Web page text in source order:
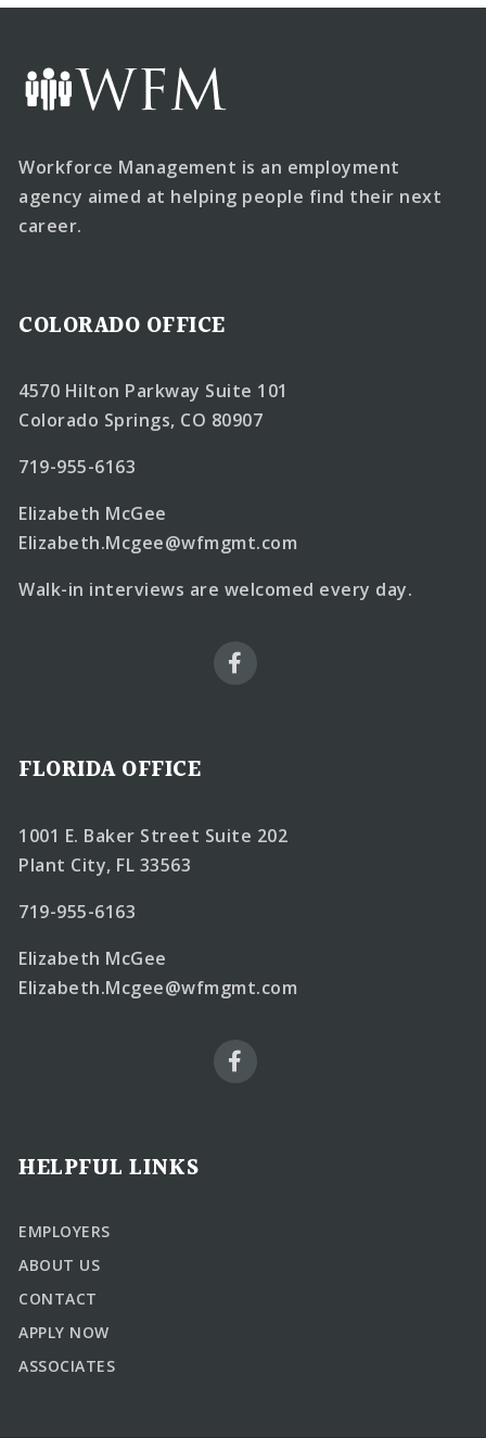
Workforce Management is an employment
agency aimed at helping people find their next
career.
COLORADO OFFICE
4570 Hilton Parkway Suite 101
Colorado Springs, CO 80907
719-955-6163
Elizabeth McGee
Elizabeth.Mcgee@wfmgmt.com
Walk-in interviews are welcomed every day.
FLORIDA OFFICE
1001 E. Baker Street Suite 202
Plant City, FL 33563
719-955-6163
Elizabeth McGee
Elizabeth.Mcgee@wfmgmt.com
HELPFUL LINKS
EMPLOYERS
ABOUT US
CONTACT
APPLY NOW
ASSOCIATES